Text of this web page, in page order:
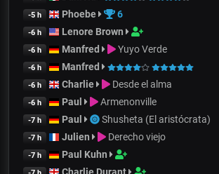
-5 h Phoebe 6
-6 h Lenore Brown
-6 h Manfred Yuyo Verde
-6 h Manfred
-6 h Charlie Desde el alma
-6 h Paul Armenonville
-7 h Paul Shusheta (El aristócrata)
-7 h Julien Derecho viejo
-7 h Paul Kuhn